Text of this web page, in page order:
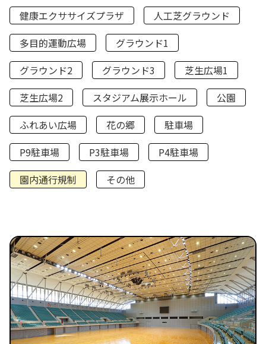
健康エクササイズプラザ
人工芝グラウンド
多目的運動広場
グラウンド1
グラウンド2
グラウンド3
芝生広場1
芝生広場2
スタジアム展示ホール
公園
ふれあい広場
花の郷
駐車場
P9駐車場
P3駐車場
P4駐車場
園内通行規制
その他